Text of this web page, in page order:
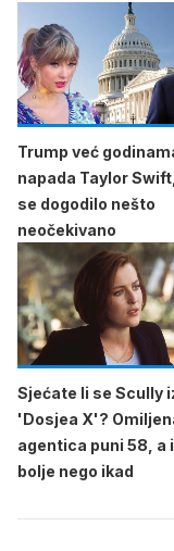
Trump već
napada Taylor
se dogodilo nešto
neočekivano
Sjećate li se Scully
'Dosjea X'?
agentica puni 58, a
bolje nego ikad